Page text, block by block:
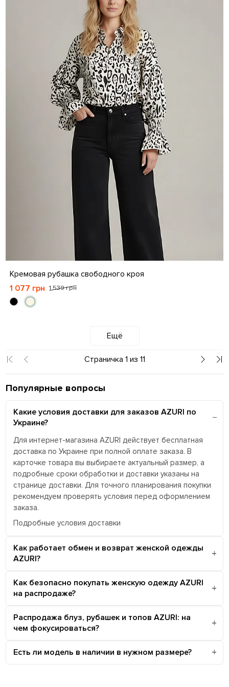
S M L XL
Кремовая рубашка свободного кроя
1 539 грн
1 077 грн
Ещё
Страничка 1 из 11
Популярные вопросы
Какие условия доставки для заказов AZURI по
Украине?
Для интернет-магазина AZURI действует бесплатная
доставка по Украине при полной оплате заказа. В
карточке товара вы выбираете актуальный размер, а
подробные сроки обработки и доставки указаны на
странице доставки. Для точного планирования покупки
рекомендуем проверять условия перед оформлением
заказа.
Подробные условия доставки
Как работает обмен и возврат женской одежды
AZURI?
Как безопасно покупать женскую одежду AZURI
на распродаже?
Распродажа блуз, рубашек и топов AZURI: на
чем фокусироваться?
Есть ли модель в наличии в нужном размере?